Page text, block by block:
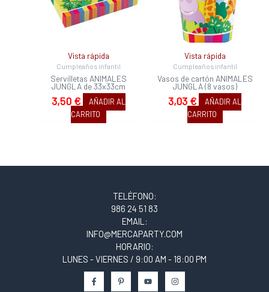
Vista rápida
Cumpleaños infantil
Servilletas ANIMALES
JUNGLA de 33x33cm
3,50 €
AÑADIR AL
CARRITO
Vista rápida
Cumpleaños infantil
Vasos de cartón ANIMALES
JUNGLA (8 vasos)
3,03 €
AÑADIR AL
CARRITO
TELÉFONO:
986 24 51 83
EMAIL:
INFO@MERCAPARTY.COM
HORARIO:
LUNES - VIERNES / 9:00 AM - 18:00 PM